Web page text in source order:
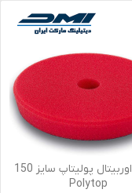
پد زبر اوربیتال پولیتاپ سایز 150
Polytop